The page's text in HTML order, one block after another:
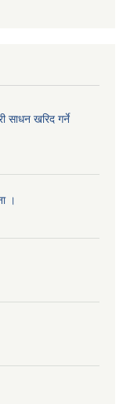
साधन खरिद गर्ने
।